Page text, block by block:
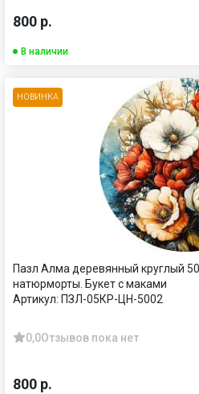
800 р.
В наличии
НОВИНКА
Пазл Алма деревянный круглый
натюрморты. Букет с маками
Артикул: ПЗЛ-05КР-ЦН-5002
0,0Отзывов пока нет
800 р.